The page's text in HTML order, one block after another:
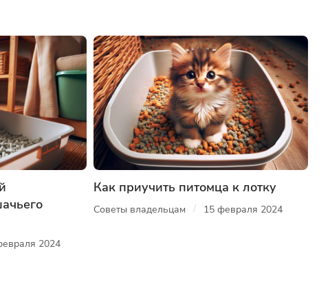
2024
Как приучить питомца к лотку
Советы владельцам / 15 февраля 2024